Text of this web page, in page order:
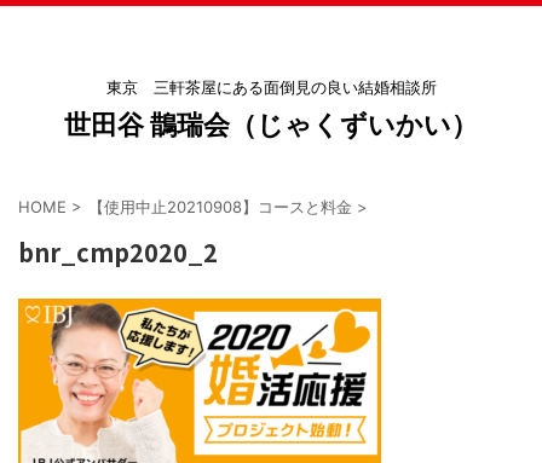
東京 三軒茶屋にある面倒見の良い結婚相談所
世田谷 鵲瑞会（じゃくずいかい）
HOME > 【使用中止20210908】コースと料金 >
bnr_cmp2020_2